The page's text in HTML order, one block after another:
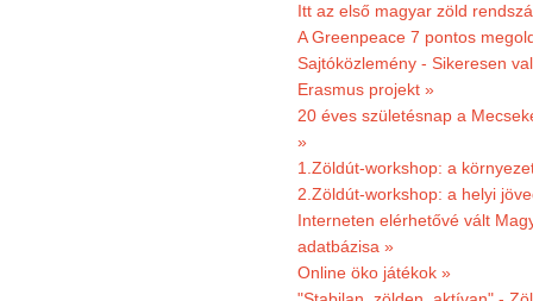
Itt az első magyar zöld
A Greenpeace 7 pontos
Sajtóközlemény - Sikeresen
Erasmus projekt »
20 éves születésnap a
»
1.Zöldút-workshop: a
2.Zöldút-workshop: a helyi
Interneten elérhetővé vált
adatbázisa »
Online öko játékok »